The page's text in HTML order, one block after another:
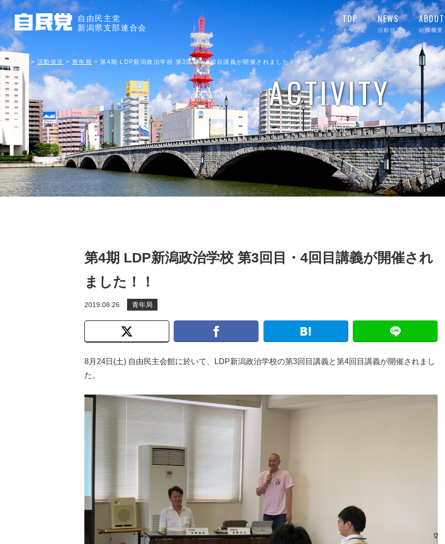
自由民主党
新潟県支部連合会
TOP
トップ
NEWS
活動状況
ABOUT
組織概要
> 活動状況 > 青年局 >第4期 LDP新潟政治学校 第3回目・4回目講義が開催されました！！
ACTIVITY
活動状況
第4期 LDP新潟政治学校 第3回目・4回目講義が開催され
ました！！
2019.08.26 青年局
8月24日(土) 自由民主会館に於いて、LDP新潟政治学校の第3回目講義と第4回目講義が開催されまし
た。